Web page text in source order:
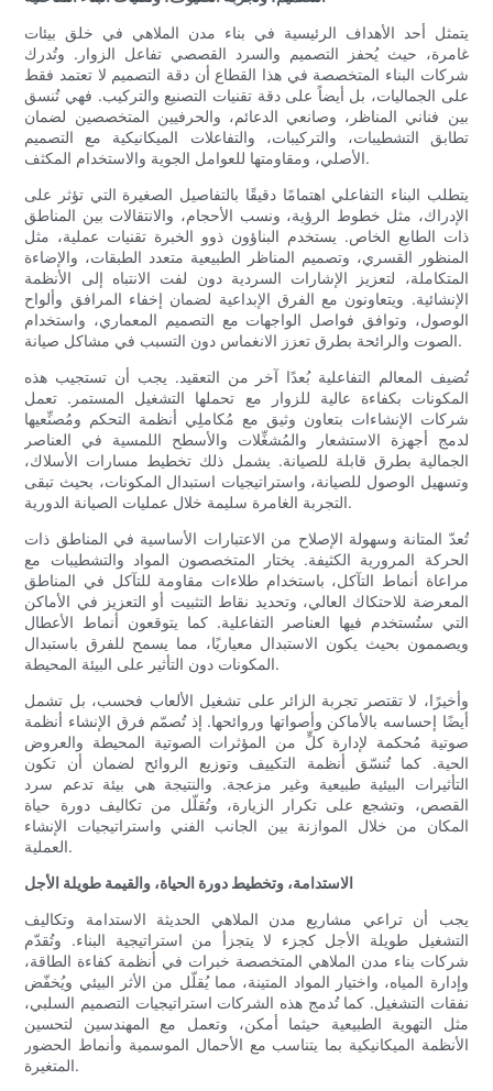
يتمثل أحد الأهداف الرئيسية في بناء مدن الملاهي في خلق بيئات
غامرة، حيث يُحفز التصميم والسرد القصصي تفاعل الزوار. وتُدرك
شركات البناء المتخصصة في هذا القطاع أن دقة التصميم لا تعتمد فقط
على الجماليات، بل أيضاً على دقة تقنيات التصنيع والتركيب. فهي تُنسق
بين فناني المناظر، وصانعي الدعائم، والحرفيين المتخصصين لضمان
تطابق التشطيبات، والتركيبات، والتفاعلات الميكانيكية مع التصميم
الأصلي، ومقاومتها للعوامل الجوية والاستخدام المكثف.
يتطلب البناء التفاعلي اهتمامًا دقيقًا بالتفاصيل الصغيرة التي تؤثر على
الإدراك، مثل خطوط الرؤية، ونسب الأحجام، والانتقالات بين المناطق
ذات الطابع الخاص. يستخدم البناؤون ذوو الخبرة تقنيات عملية، مثل
المنظور القسري، وتصميم المناظر الطبيعية متعدد الطبقات، والإضاءة
المتكاملة، لتعزيز الإشارات السردية دون لفت الانتباه إلى الأنظمة
الإنشائية. ويتعاونون مع الفرق الإبداعية لضمان إخفاء المرافق وألواح
الوصول، وتوافق فواصل الواجهات مع التصميم المعماري، واستخدام
الصوت والرائحة بطرق تعزز الانغماس دون التسبب في مشاكل صيانة.
تُضيف المعالم التفاعلية بُعدًا آخر من التعقيد. يجب أن تستجيب هذه
المكونات بكفاءة عالية للزوار مع تحملها التشغيل المستمر. تعمل
شركات الإنشاءات بتعاون وثيق مع مُكاملِي أنظمة التحكم ومُصنِّعيها
لدمج أجهزة الاستشعار والمُشغِّلات والأسطح اللمسية في العناصر
الجمالية بطرق قابلة للصيانة. يشمل ذلك تخطيط مسارات الأسلاك،
وتسهيل الوصول للصيانة، واستراتيجيات استبدال المكونات، بحيث تبقى
التجربة الغامرة سليمة خلال عمليات الصيانة الدورية.
تُعدّ المتانة وسهولة الإصلاح من الاعتبارات الأساسية في المناطق ذات
الحركة المرورية الكثيفة. يختار المتخصصون المواد والتشطيبات مع
مراعاة أنماط التآكل، باستخدام طلاءات مقاومة للتآكل في المناطق
المعرضة للاحتكاك العالي، وتحديد نقاط التثبيت أو التعزيز في الأماكن
التي ستُستخدم فيها العناصر التفاعلية. كما يتوقعون أنماط الأعطال
ويصممون بحيث يكون الاستبدال معياريًا، مما يسمح للفرق باستبدال
المكونات دون التأثير على البيئة المحيطة.
وأخيرًا، لا تقتصر تجربة الزائر على تشغيل الألعاب فحسب، بل تشمل
أيضًا إحساسه بالأماكن وأصواتها وروائحها. إذ تُصمّم فرق الإنشاء أنظمة
صوتية مُحكمة لإدارة كلٍّ من المؤثرات الصوتية المحيطة والعروض
الحية. كما تُنسّق أنظمة التكييف وتوزيع الروائح لضمان أن تكون
التأثيرات البيئية طبيعية وغير مزعجة. والنتيجة هي بيئة تدعم سرد
القصص، وتشجع على تكرار الزيارة، وتُقلّل من تكاليف دورة حياة
المكان من خلال الموازنة بين الجانب الفني واستراتيجيات الإنشاء
العملية.
الاستدامة، وتخطيط دورة الحياة، والقيمة طويلة الأجل
يجب أن تراعي مشاريع مدن الملاهي الحديثة الاستدامة وتكاليف
التشغيل طويلة الأجل كجزء لا يتجزأ من استراتيجية البناء. وتُقدّم
شركات بناء مدن الملاهي المتخصصة خبرات في أنظمة كفاءة الطاقة،
وإدارة المياه، واختيار المواد المتينة، مما يُقلّل من الأثر البيئي ويُخفّض
نفقات التشغيل. كما تُدمج هذه الشركات استراتيجيات التصميم السلبي،
مثل التهوية الطبيعية حيثما أمكن، وتعمل مع المهندسين لتحسين
الأنظمة الميكانيكية بما يتناسب مع الأحمال الموسمية وأنماط الحضور
المتغيرة.